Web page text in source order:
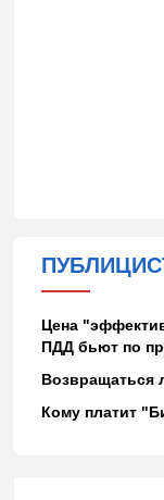
Цена
ПДД бьют по
Возвращаться
Кому платит